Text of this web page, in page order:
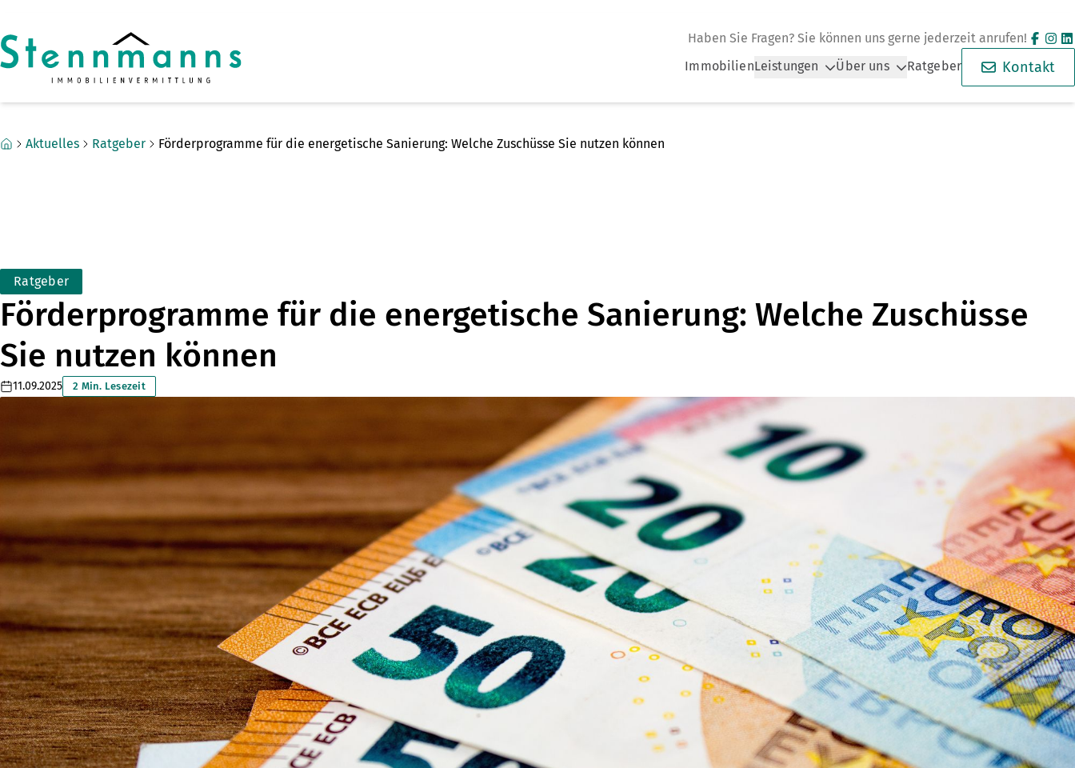
Haben Sie Fragen? Sie können uns gerne jederzeit anrufen!
ImmobilienLeistungen Über uns Ratgeber Kontakt
Aktuelles Ratgeber Förderprogramme für die energetische Sanierung: Welche Zuschüsse Sie nutzen können
Ratgeber
Förderprogramme für die energetische Sanierung: Welche Zuschüsse
Sie nutzen können
11.09.2025 2 Min. Lesezeit